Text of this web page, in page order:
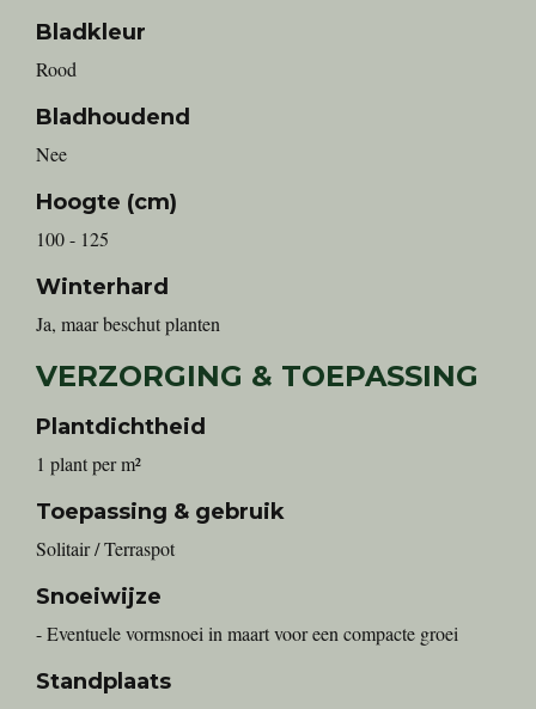
Bladkleur
Rood
Bladhoudend
Nee
Hoogte (cm)
100 - 125
Winterhard
Ja, maar beschut planten
VERZORGING & TOEPASSING
Plantdichtheid
1 plant per m²
Toepassing & gebruik
Solitair / Terraspot
Snoeiwijze
- Eventuele vormsnoei in maart voor een compacte groei
Standplaats